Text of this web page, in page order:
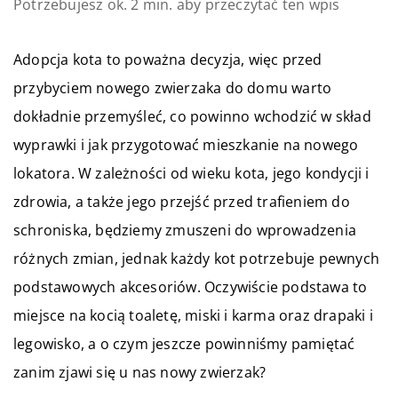
Potrzebujesz ok. 2 min. aby przeczytać ten wpis
Adopcja kota to poważna decyzja, więc przed
przybyciem nowego zwierzaka do domu warto
dokładnie przemyśleć, co powinno wchodzić w skład
wyprawki i jak przygotować mieszkanie na nowego
lokatora. W zależności od wieku kota, jego kondycji i
zdrowia, a także jego przejść przed trafieniem do
schroniska, będziemy zmuszeni do wprowadzenia
różnych zmian, jednak każdy kot potrzebuje pewnych
podstawowych akcesoriów. Oczywiście podstawa to
miejsce na kocią toaletę, miski i karma oraz drapaki i
legowisko, a o czym jeszcze powinniśmy pamiętać
zanim zjawi się u nas nowy zwierzak?